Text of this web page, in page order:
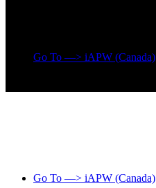
Go To —> iAPW (Canada)
Go To —> iAPW (Canada)